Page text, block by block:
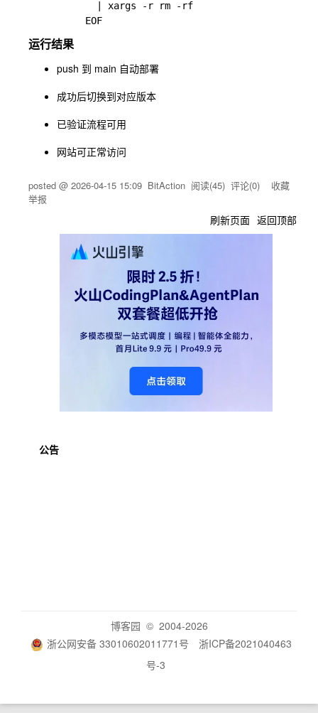
            | xargs -r rm -rf
运行结果
push 到 main 自动部署
成功后切换到对应版本
已验证流程可用
网站可正常访问
posted @ 2026-04-15 15:09 BitAction 阅读(45) 评论(0) 收藏
举报
刷新页面 返回顶部
公告
博客园 © 2004-2026
浙公网安备 33010602011771号
浙ICP备2021040463
号-3